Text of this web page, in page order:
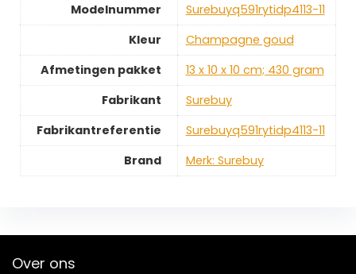
Modelnummer
‎Surebuyq591rytidp4113-11
Kleur
‎Champagne goud
Afmetingen pakket
‎13 x 10 x 10 cm; 430 gram
Fabrikant
‎Surebuy
Fabrikantreferentie
‎Surebuyq591rytidp4113-11
Brand
Merk: Surebuy
Over ons